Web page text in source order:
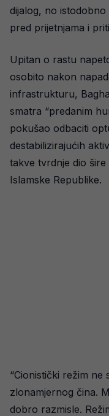
dijalog, no
pred prijetnjama i
Upitan o rastu
osobito nakon
infrastrukturu,
smatra “predanim
pokušao odbaciti
destabilizirajućih
takve tvrdnje dio
Islamske Republike.
“Cionistički režim
zlonamjernog čina.
dobro razmisle.